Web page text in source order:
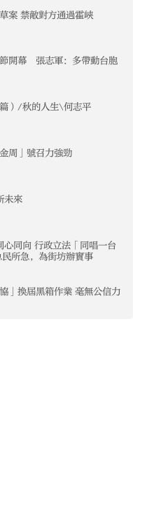
案 禁敵對方通過霍峽
開幕 張志軍：多帶動台胞
）/秋的人生\何志平
周」號召力強勁
未來
同向 行政立法「同唱一台
所急，為街坊辦實事
」換屆黑箱作業 毫無公信力